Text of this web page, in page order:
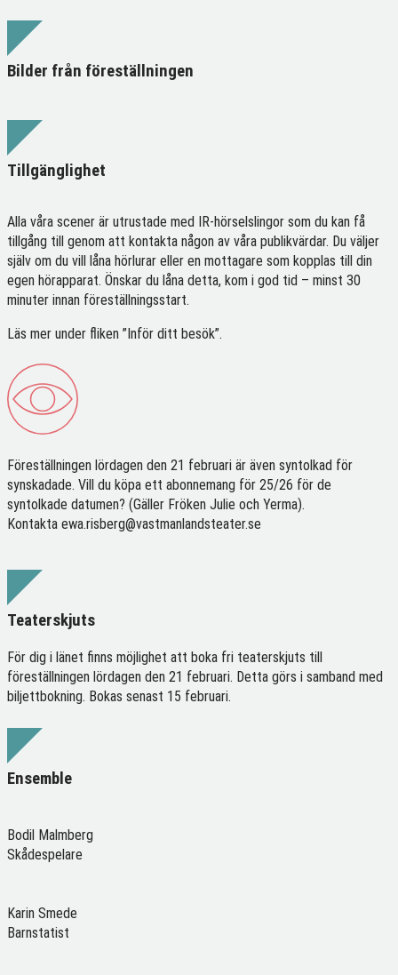
Bilder från föreställningen
Tillgänglighet
Alla våra scener är utrustade med IR-hörselslingor som du kan få
tillgång till genom att kontakta någon av våra publikvärdar. Du väljer
själv om du vill låna hörlurar eller en mottagare som kopplas till din
egen hörapparat. Önskar du låna detta, kom i god tid – minst 30
minuter innan föreställningsstart.
Läs mer under fliken ”Inför ditt besök”.
Föreställningen lördagen den 21 februari är även syntolkad för
synskadade. Vill du köpa ett abonnemang för 25/26 för de
syntolkade datumen? (Gäller Fröken Julie och Yerma).
Kontakta ewa.risberg@vastmanlandsteater.se
Teaterskjuts
För dig i länet finns möjlighet att boka fri teaterskjuts till
föreställningen lördagen den 21 februari. Detta görs i samband med
biljettbokning. Bokas senast 15 februari.
Ensemble
Bodil Malmberg
Skådespelare
Karin Smede
Barnstatist